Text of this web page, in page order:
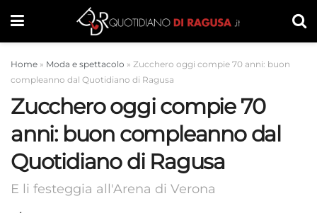
Home » Moda e spettacolo » Zucchero oggi compie 70 anni: buon
compleanno dal Quotidiano di Ragusa
Zucchero oggi compie 70
anni: buon compleanno dal
Quotidiano di Ragusa
E li festeggia all'Arena di Verona